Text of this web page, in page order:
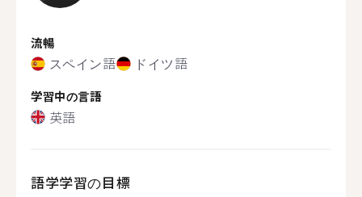
流暢
スペイン語 ドイツ語
学習中の言語
英語
語学学習の目標